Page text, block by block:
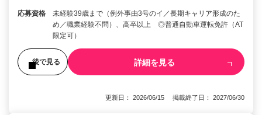
応募資格
未経験39歳まで（例外事由3号のイ／長期キャリア形成のた
め／職業経験不問）、高卒以上 ◎普通自動車運転免許（AT
限定可）
後で見る 詳細を見る
更新日： 2026/06/15 掲載終了日： 2027/06/30